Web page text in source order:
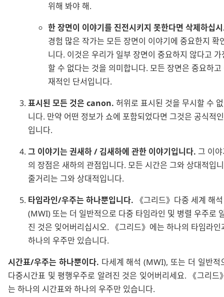
위해 봐야 해.
한 장면이 이야기를 진전시키지 못한다면 삭제하십
경험 많은 작가는 모든 장면이 이야기에 중요한지 확
니다. 이것은 우리가 일부 장면이 중요하지 않다고 가
할 수 없다는 것을 의미합니다. 모든 장면은 중요하고
재적인 단서입니다.
표시된 모든 것은 canon. 허위로 표시된 것을 무시할 수
니다. 만약 어떤 정보가 쇼에 포함되었다면 그것은 공식적
입니다.
그 이야기는 권새하 / 김새하에 관한 이야기입니다. 그 이
의 장점은 새하의 관점입니다. 모든 시간은 그와 상대적입
줄거리는 그와 상대적입니다.
타임라인/우주는 하나뿐입니다.
그리드
다중 세계 해석
(MWI) 또는 더 일반적으로 다중 타임라인 및 병렬 우주로
진 것은 잊어버리십시오.
그리드
에는 하나의 타임라인
하나의 우주만 있습니다.
시간표/우주는 하나뿐이다. 다세계 해석 (MWI), 또는 더 일반적
다중시간표 및 평행우주로 알려진 것은 잊어버리세요.
그리드
는 하나의 시간표와 하나의 우주만 있습니다.